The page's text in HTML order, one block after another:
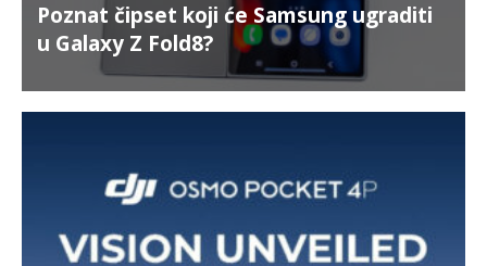
Poznat čipset koji će Samsung ugraditi
u Galaxy Z Fold8?